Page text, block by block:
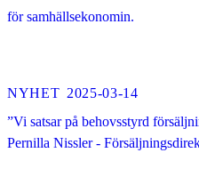
för samhällsekonomin.
NYHET 2025-03-14
”Vi satsar på behovsstyrd
Pernilla Nissler -